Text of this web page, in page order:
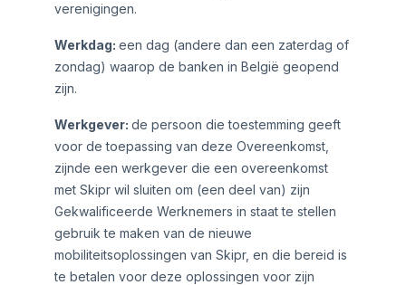
verenigingen.
Werkdag: een dag (andere dan een zaterdag of
zondag) waarop de banken in België geopend
zijn.
Werkgever: de persoon die toestemming geeft
voor de toepassing van deze Overeenkomst,
zijnde een werkgever die een overeenkomst
met Skipr wil sluiten om (een deel van) zijn
Gekwalificeerde Werknemers in staat te stellen
gebruik te maken van de nieuwe
mobiliteitsoplossingen van Skipr, en die bereid is
te betalen voor deze oplossingen voor zijn